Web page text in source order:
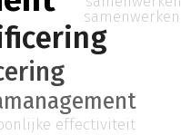
samenwerken
effectiviteit